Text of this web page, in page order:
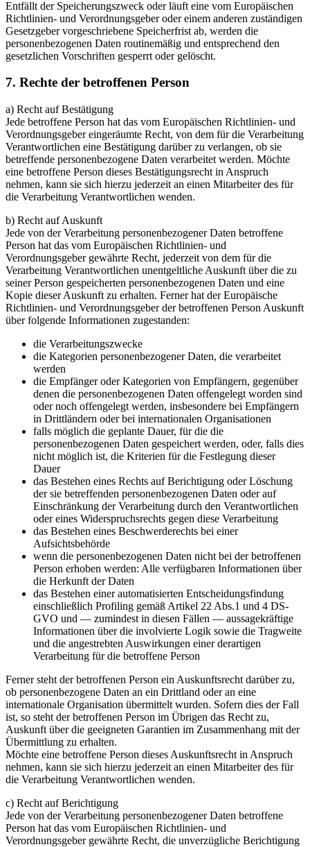
Entfällt der Speicherungszweck oder läuft eine vom Europäischen
Richtlinien- und Verordnungsgeber oder einem anderen zuständigen
Gesetzgeber vorgeschriebene Speicherfrist ab, werden die
personenbezogenen Daten routinemäßig und entsprechend den
gesetzlichen Vorschriften gesperrt oder gelöscht.
7. Rechte der betroffenen Person
a) Recht auf Bestätigung
Jede betroffene Person hat das vom Europäischen Richtlinien- und
Verordnungsgeber eingeräumte Recht, von dem für die Verarbeitung
Verantwortlichen eine Bestätigung darüber zu verlangen, ob sie
betreffende personenbezogene Daten verarbeitet werden. Möchte
eine betroffene Person dieses Bestätigungsrecht in Anspruch
nehmen, kann sie sich hierzu jederzeit an einen Mitarbeiter des für
die Verarbeitung Verantwortlichen wenden.
b) Recht auf Auskunft
Jede von der Verarbeitung personenbezogener Daten betroffene
Person hat das vom Europäischen Richtlinien- und
Verordnungsgeber gewährte Recht, jederzeit von dem für die
Verarbeitung Verantwortlichen unentgeltliche Auskunft über die zu
seiner Person gespeicherten personenbezogenen Daten und eine
Kopie dieser Auskunft zu erhalten. Ferner hat der Europäische
Richtlinien- und Verordnungsgeber der betroffenen Person Auskunft
über folgende Informationen zugestanden:
die Verarbeitungszwecke
die Kategorien personenbezogener Daten, die verarbeitet
werden
die Empfänger oder Kategorien von Empfängern, gegenüber
denen die personenbezogenen Daten offengelegt worden sind
oder noch offengelegt werden, insbesondere bei Empfängern
in Drittländern oder bei internationalen Organisationen
falls möglich die geplante Dauer, für die die
personenbezogenen Daten gespeichert werden, oder, falls dies
nicht möglich ist, die Kriterien für die Festlegung dieser
Dauer
das Bestehen eines Rechts auf Berichtigung oder Löschung
der sie betreffenden personenbezogenen Daten oder auf
Einschränkung der Verarbeitung durch den Verantwortlichen
oder eines Widerspruchsrechts gegen diese Verarbeitung
das Bestehen eines Beschwerderechts bei einer
Aufsichtsbehörde
wenn die personenbezogenen Daten nicht bei der betroffenen
Person erhoben werden: Alle verfügbaren Informationen über
die Herkunft der Daten
das Bestehen einer automatisierten Entscheidungsfindung
einschließlich Profiling gemäß Artikel 22 Abs.1 und 4 DS-
GVO und — zumindest in diesen Fällen — aussagekräftige
Informationen über die involvierte Logik sowie die Tragweite
und die angestrebten Auswirkungen einer derartigen
Verarbeitung für die betroffene Person
Ferner steht der betroffenen Person ein Auskunftsrecht darüber zu,
ob personenbezogene Daten an ein Drittland oder an eine
internationale Organisation übermittelt wurden. Sofern dies der Fall
ist, so steht der betroffenen Person im Übrigen das Recht zu,
Auskunft über die geeigneten Garantien im Zusammenhang mit der
Übermittlung zu erhalten.
Möchte eine betroffene Person dieses Auskunftsrecht in Anspruch
nehmen, kann sie sich hierzu jederzeit an einen Mitarbeiter des für
die Verarbeitung Verantwortlichen wenden.
c) Recht auf Berichtigung
Jede von der Verarbeitung personenbezogener Daten betroffene
Person hat das vom Europäischen Richtlinien- und
Verordnungsgeber gewährte Recht, die unverzügliche Berichtigung